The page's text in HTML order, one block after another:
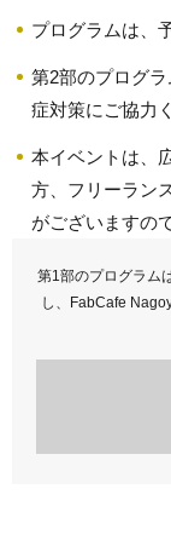
プログラムは、
第2部のプログ
症対策にご協力
本イベントは、
方、フリーラン
がございますの
第1部のプログラム
し、FabCafe